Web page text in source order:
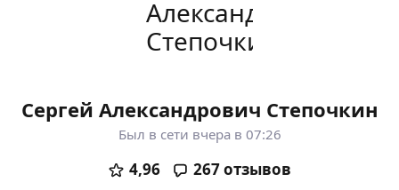
Сергей Александрович Степочкин
Был в сети вчера в 07:26
4,96 267отзывов